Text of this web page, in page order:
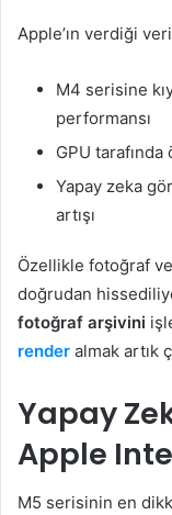
Apple’ın verdiği
M4 serisine
performansı
GPU tarafında
Yapay zeka
artışı
Özellikle fotoğraf
doğrudan
fotoğraf arşivini
render almak artık
Yapay
Apple
M5 serisinin en